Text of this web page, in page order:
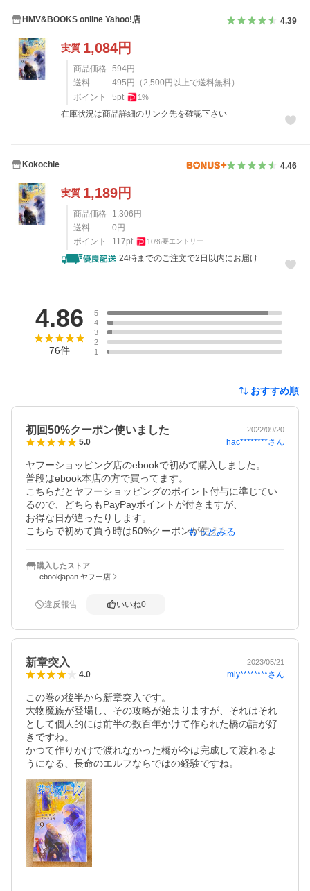
HMV&BOOKS online Yahoo!店 4.39
実質 1,084円
商品価格 594円
送料
495円 （ 2,500円以上で送料無料）
ポイント
5pt 1%
在庫状況は商品詳細のリンク先を確認下さい
Kokochie 4.46
実質 1,189円
商品価格 1,306円
送料
0円
ポイント
117pt 10%要エントリー
24時までのご注文で2日以内にお届け
4.86
76件
5
4
3
2
1
おすすめ順
初回50%クーポン使いました 2022/09/20
5.0 hac********さん
ヤフーショッピング店のebookで初めて購入しました。
普段はebook本店の方で買ってます。
こちらだとヤフーショッピングのポイント付与に準じてい
るので、どちらもPayPayポイントが付きますが、
お得な日が違ったりします。
こちらで初めて買う時は50%クーポンが使えたのも良かっ
フリーレンの感想としては作画も内容も安定していて毎巻
楽しみにしています。
もっとみる
購入したストア
ebookjapan ヤフー店
違反報告 いいね0
新章突入 2023/05/21
4.0 miy********さん
この巻の後半から新章突入です。
大物魔族が登場し、その攻略が始まりますが、それはそれ
として個人的には前半の数百年かけて作られた橋の話が好
きですね。
かつて作りかけで渡れなかった橋が今は完成して渡れるよ
うになる、長命のエルフならではの経験ですね。